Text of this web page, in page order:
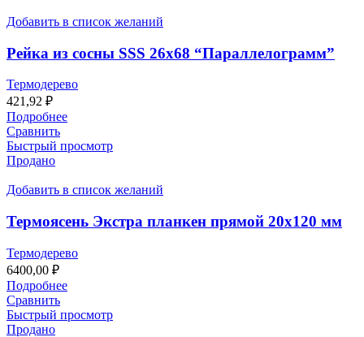
Добавить в список желаний
Рейка из сосны SSS 26х68 “Параллелограмм”
Термодерево
421,92 ₽
Подробнее
Сравнить
Быстрый просмотр
Продано
Добавить в список желаний
Термоясень Экстра планкен прямой 20х120 мм
Термодерево
6400,00 ₽
Подробнее
Сравнить
Быстрый просмотр
Продано